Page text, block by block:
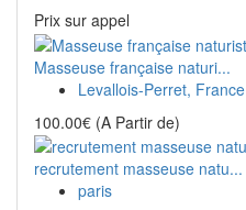
Prix ​​sur appel
Masseuse française naturi...
Levallois-Perret, France
100.00€ (A Partir de)
recrutement masseuse natu...
paris